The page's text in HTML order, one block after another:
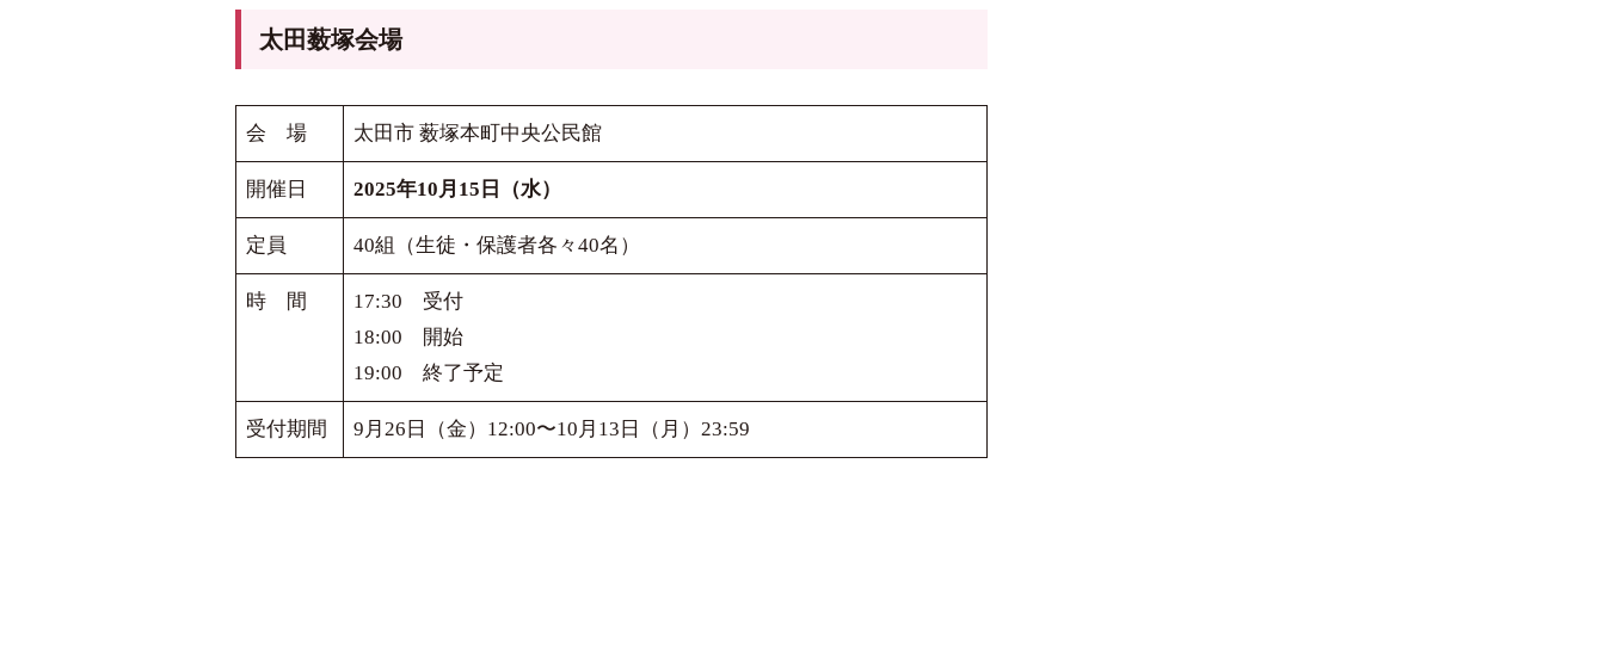
太田薮塚会場
会 場 太田市 薮塚本町中央公民館
開催日 2025年10月15日（水）
定員 40組（生徒・保護者各々40名）
時 間
17:30 受付
18:00 開始
19:00 終了予定
受付期間 9月26日（金）12:00〜10月13日（月）23:59